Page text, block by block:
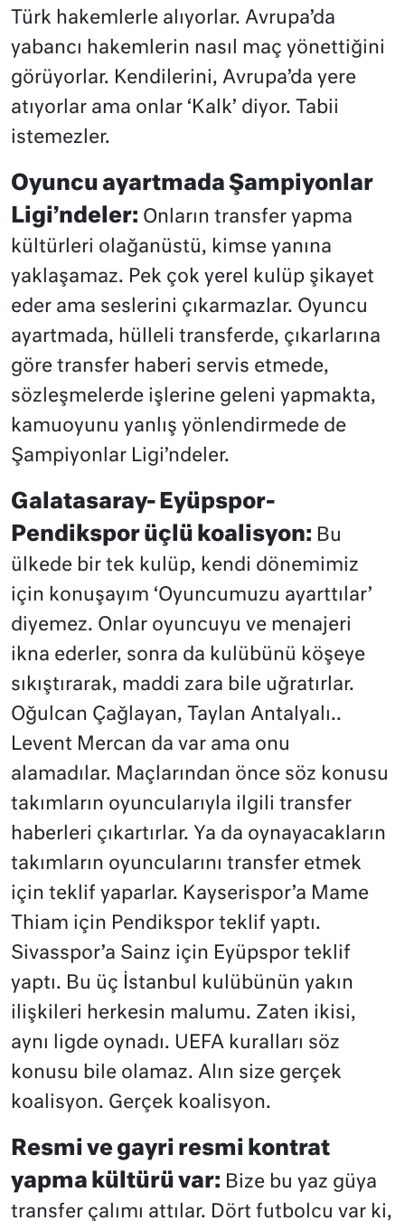
Türk hakemlerle alıyorlar. Avrupa’da
yabancı hakemlerin nasıl maç yönettiğini
görüyorlar. Kendilerini, Avrupa’da yere
atıyorlar ama onlar ‘Kalk’ diyor. Tabii
istemezler.
Oyuncu ayartmada Şampiyonlar
Ligi’ndeler: Onların transfer yapma
kültürleri olağanüstü, kimse yanına
yaklaşamaz. Pek çok yerel kulüp şikayet
eder ama seslerini çıkarmazlar. Oyuncu
ayartmada, hülleli transferde, çıkarlarına
göre transfer haberi servis etmede,
sözleşmelerde işlerine geleni yapmakta,
kamuoyunu yanlış yönlendirmede de
Şampiyonlar Ligi’ndeler.
Galatasaray- Eyüpspor-
Pendikspor üçlü koalisyon: Bu
ülkede bir tek kulüp, kendi dönemimiz
için konuşayım ‘Oyuncumuzu ayarttılar’
diyemez. Onlar oyuncuyu ve menajeri
ikna ederler, sonra da kulübünü köşeye
sıkıştırarak, maddi zara bile uğratırlar.
Oğulcan Çağlayan, Taylan Antalyalı..
Levent Mercan da var ama onu
alamadılar. Maçlarından önce söz konusu
takımların oyuncularıyla ilgili transfer
haberleri çıkartırlar. Ya da oynayacakların
takımların oyuncularını transfer etmek
için teklif yaparlar. Kayserispor’a Mame
Thiam için Pendikspor teklif yaptı.
Sivasspor’a Sainz için Eyüpspor teklif
yaptı. Bu üç İstanbul kulübünün yakın
ilişkileri herkesin malumu. Zaten ikisi,
aynı ligde oynadı. UEFA kuralları söz
konusu bile olamaz. Alın size gerçek
koalisyon. Gerçek koalisyon.
Resmi ve gayri resmi kontrat
yapma kültürü var: Bize bu yaz güya
transfer çalımı attılar. Dört futbolcu var ki,